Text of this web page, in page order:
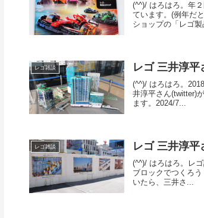
(^^)/ はろはろ。年
ています。(例年だ
ショップの「レゴ
レゴ雑談 レゴ 三井淳
(^^)/ はろはろ。
井淳平さん(twitter)
ます。2024/7...
レゴ雑談 レゴ 三井淳
(^^)/ はろはろ。レ
ブロックでつくろ
いたら、三井さ...